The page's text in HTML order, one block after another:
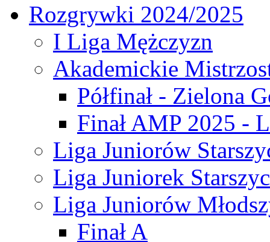
Rozgrywki 2024/2025
I Liga Mężczyzn
Akademickie
Półfinał - Zielona
Finał AMP 2025 -
Liga Juniorów
Liga Juniorek
Liga Juniorów
Finał A